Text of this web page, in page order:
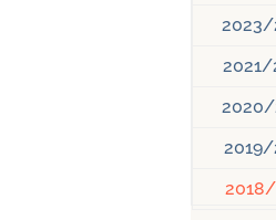
2023/
2021/
2020/
2019/